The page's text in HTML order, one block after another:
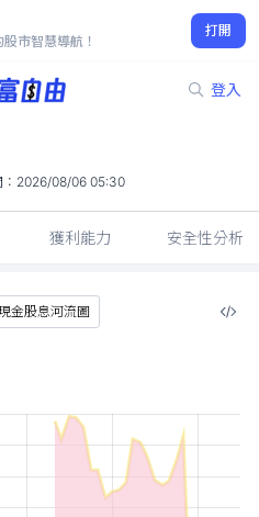
市智慧導航！
打開
登入
1.13%
2026/08/06 05:30
獲利能力 安全性分析
金股息河流圖